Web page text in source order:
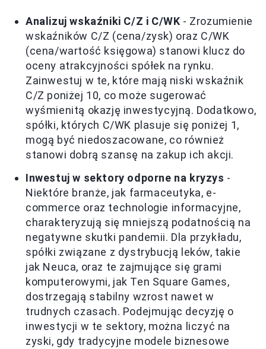
Analizuj wskaźniki C/Z i C/WK - Zrozumienie
wskaźników C/Z (cena/zysk) oraz C/WK
(cena/wartość księgowa) stanowi klucz do
oceny atrakcyjności spółek na rynku.
Zainwestuj w te, które mają niski wskaźnik
C/Z poniżej 10, co może sugerować
wyśmienitą okazję inwestycyjną. Dodatkowo,
spółki, których C/WK plasuje się poniżej 1,
mogą być niedoszacowane, co również
stanowi dobrą szansę na zakup ich akcji.
Inwestuj w sektory odporne na kryzys -
Niektóre branże, jak farmaceutyka, e-
commerce oraz technologie informacyjne,
charakteryzują się mniejszą podatnością na
negatywne skutki pandemii. Dla przykładu,
spółki związane z dystrybucją leków, takie
jak Neuca, oraz te zajmujące się grami
komputerowymi, jak Ten Square Games,
dostrzegają stabilny wzrost nawet w
trudnych czasach. Podejmując decyzję o
inwestycji w te sektory, można liczyć na
zyski, gdy tradycyjne modele biznesowe